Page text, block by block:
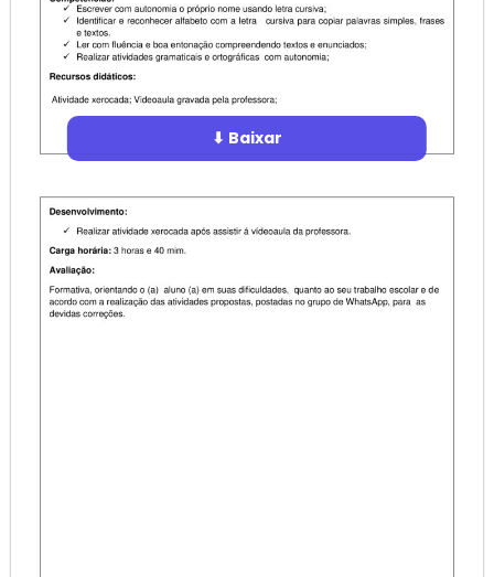
⬇ Baixar